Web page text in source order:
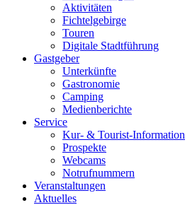
Akti­vi­tä­ten
Fich­tel­ge­bir­ge
Tou­ren
Digi­ta­le Stadtführung
Gast­ge­ber
Unter­künf­te
Gas­tro­no­mie
Cam­ping
Medi­en­be­rich­te
Ser­vice
Kur- & Tourist-Information
Pro­spek­te
Web­cams
Not­ruf­num­mern
Ver­an­stal­tun­gen
Aktu­el­les